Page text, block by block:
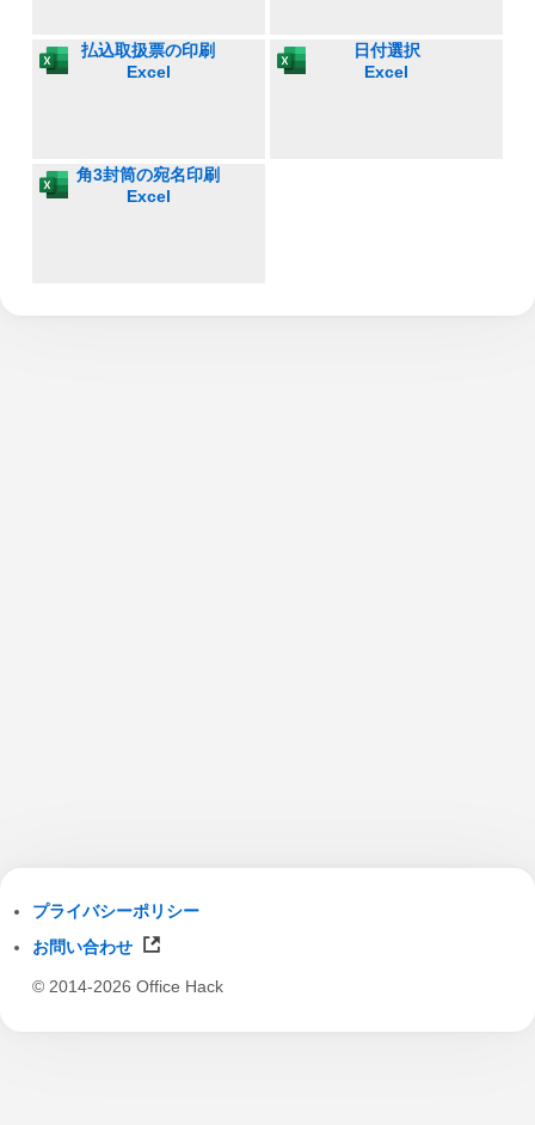
払込取扱票の印刷
Excel
日付選択
Excel
角3封筒の宛名印刷
Excel
プライバシーポリシー
お問い合わせ
© 2014-2026 Office Hack